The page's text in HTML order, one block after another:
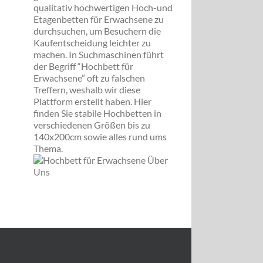
qualitativ hochwertigen Hoch-und
Etagenbetten für Erwachsene zu
durchsuchen, um Besuchern die
Kaufentscheidung leichter zu
machen. In Suchmaschinen führt
der Begriff “Hochbett für
Erwachsene” oft zu falschen
Treffern, weshalb wir diese
Plattform erstellt haben. Hier
finden Sie stabile Hochbetten in
verschiedenen Größen bis zu
140x200cm sowie alles rund ums
Thema.